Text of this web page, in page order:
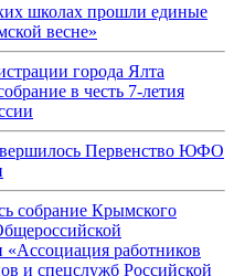
школах прошли единые
весне»
города Ялта
в честь 7-летия
Первенство ЮФО
собрание Крымского
работников
и спецслужб Российской